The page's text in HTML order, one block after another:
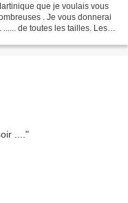
que je voulais vous
. Je vous donnerai
de toutes les tailles. Les